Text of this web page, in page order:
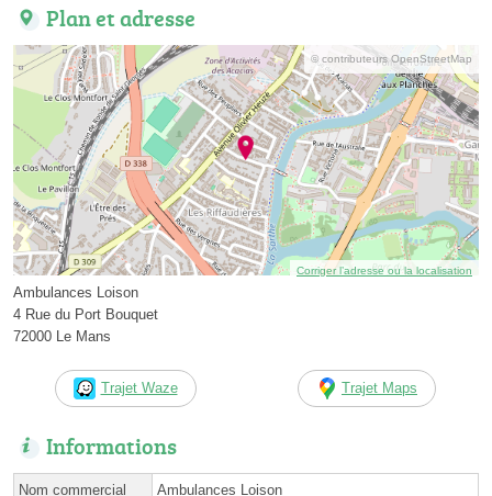
Plan et adresse
© contributeurs OpenStreetMap
Corriger l’adresse ou la localisation
Ambulances Loison
4 Rue du Port Bouquet
72000 Le Mans
Trajet Waze Trajet Maps
Informations
Nom commercial Ambulances Loison